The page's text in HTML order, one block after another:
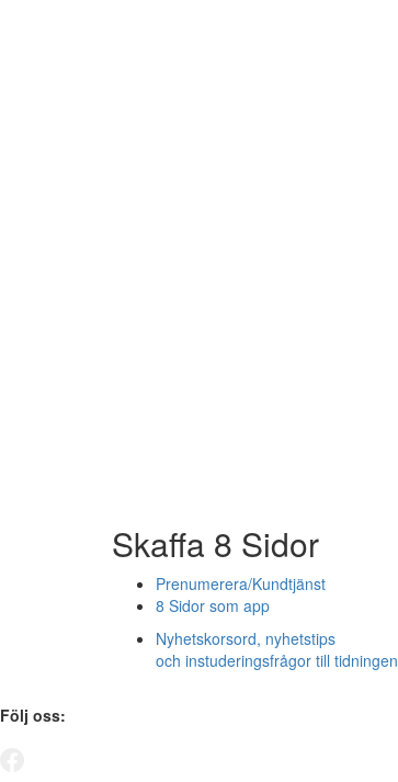
Skaffa 8 Sidor
Prenumerera/Kundtjänst
8 Sidor som app
Nyhetskorsord, nyhetstips
och instuderingsfrågor till tidningen
Följ oss: